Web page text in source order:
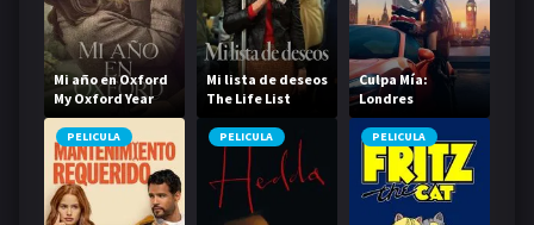
Mi año en Oxford
My Oxford Year
Mi lista de deseos
The Life List
Culpa Mía:
Londres
PELICULA PELICULA PELICULA